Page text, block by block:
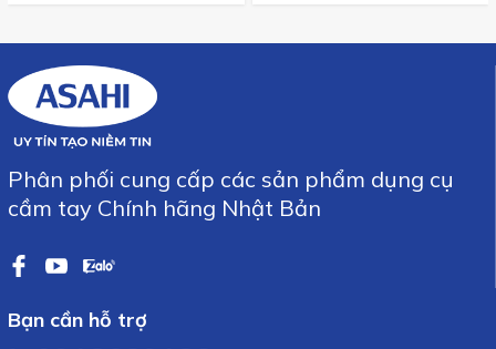
Phân phối cung cấp các sản phẩm dụng cụ
cầm tay Chính hãng Nhật Bản
Bạn cần hỗ trợ